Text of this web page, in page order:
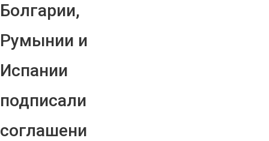
Болгарии,
Румынии и
Испании
подписали
соглашени